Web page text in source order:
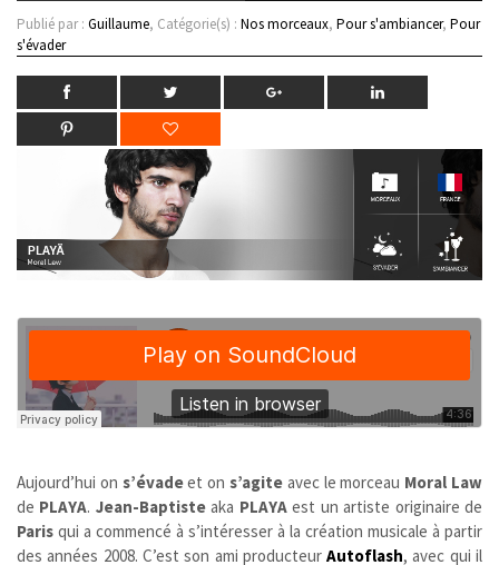
Publié par : Guillaume, Catégorie(s) : Nos morceaux, Pour s'ambiancer, Pour
s'évader
Aujourd’hui on s’évadeet ons’agite avec le morceau Moral Law
de PLAYA. Jean-Baptisteaka PLAYAest un artiste originaire de
Paris qui a commencé à s’intéresser à la création musicale à partir
des années 2008. C’est son ami producteurAutoflash, avec qui il